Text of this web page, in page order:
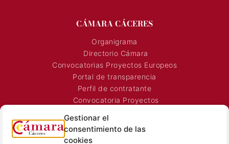
Gestionar el
consentimiento de las
cookies
CÁMARA CÁCERES
Organigrama
Directorio Cámara
Convocatorias Proyectos Europeos
Portal de transparencia
Perfil de contratante
Convocatoria Proyectos
Señalización Comercial
Contacto